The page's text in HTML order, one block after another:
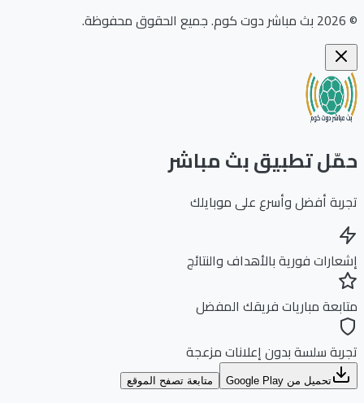
بث مباشر دوت كوم.جميع الحقوق محفوظة.
تطبيق بث مباشر
أفضل وأسرع على موبايلك
فورية بالأهداف والنتائج
مباريات فريقك المفضل
سلسة بدون إعلانات مزعجة
تحميل من Google Play متابعة تصفح الموقع